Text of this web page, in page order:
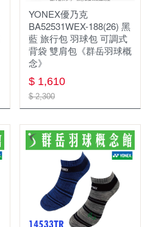
YONEX優乃克
BA52531WEX-188(26) 黑
藍 旅行包 羽球包 可調式
背袋 雙肩包《群岳羽球概
念》
$ 1,610
$ 2,300